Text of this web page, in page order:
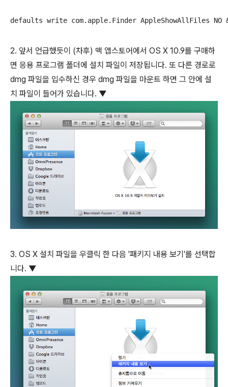
defaults write com.apple.Finder AppleShowAllFiles
2. 앞서 언급했듯이 (차후) 맥 앱스토어에서 OS X 10.9를 구매하
면 응용 프로그램 폴더에 설치 파일이 저장됩니다. 또 다른 경로로
dmg 파일을 입수하신 경우 dmg 파일을 마운트 하면 그 안에 설
치 파일이 들어가 있습니다. ▼
3. OS X 설치 파일을 우클릭 한 다음 '패키지 내용 보기'를 선택합
니다. ▼